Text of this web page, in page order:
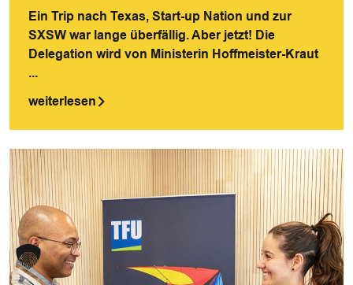
Ein Trip nach Texas, Start-up Nation und zur
SXSW war lange überfällig. Aber jetzt! Die
Delegation wird von Ministerin Hoffmeister-Kraut
...
weiterlesen